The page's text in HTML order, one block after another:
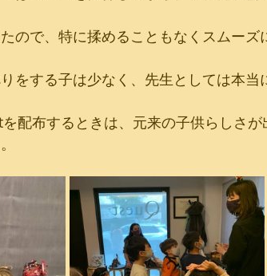
ので、特に揉めることもなくスムーズ
をする子は少なく、先生としては本当
配布するときは、元来の子供らしさが